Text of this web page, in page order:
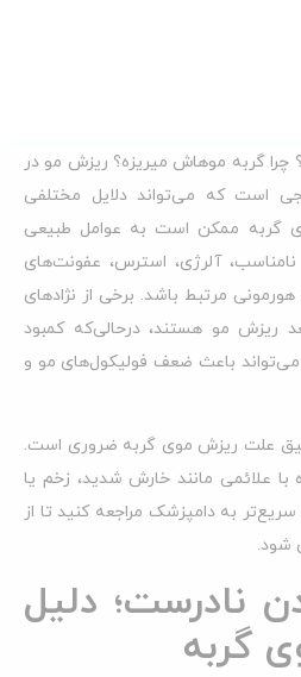
؟ چرا گربه موهاش میریزه؟ ریزش مو در
است که می‌تواند دلایل مختلفی
گربه ممکن است به عوامل طبیعی
نامناسب، آلرژی، استرس، عفونت‌های
مرتبط باشد. برخی از نژادهای
ریزش مو هستند، درحالی‌که کمبود
می‌تواند باعث ضعف فولیکول‌های مو و
علت ریزش موی گربه ضروری است.
علائمی مانند خارش شدید، زخم یا
به دامپزشک مراجعه کنید تا از
شود.
نادرست؛ دلیل
گربه